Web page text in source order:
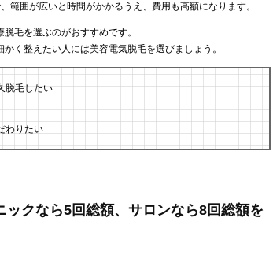
範囲が広いと時間がかかるうえ、費用も高額になります。
毛を選ぶのがおすすめです。
く整えたい人には美容電気脱毛を選びましょう。
脱毛したい
わりたい
クなら5回総額、サロンなら8回総額を